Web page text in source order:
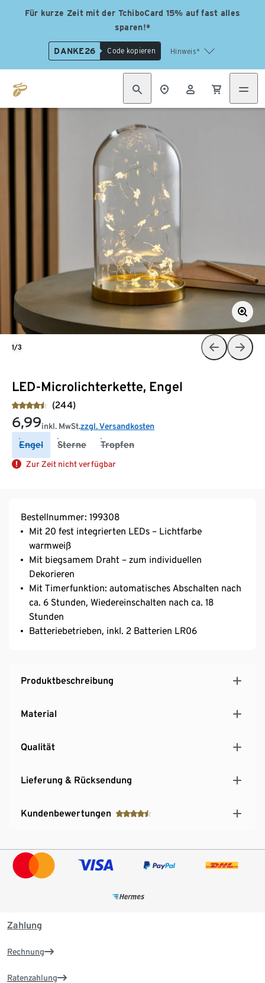
Für kurze Zeit mit der TchiboCard 15% auf fast alles
sparen!*
DANKE26 Code kopieren Hinweis*
LED-Microlichterkette, Engel
(244)
6,99inkl. MwSt.zzgl. Versandkosten
Engel Sterne Tropfen
Zur Zeit nicht verfügbar
1/3
Bestellnummer: 199308
Mit 20 fest integrierten LEDs – Lichtfarbe
warmweiß
Mit biegsamem Draht – zum individuellen
Dekorieren
Mit Timerfunktion: automatisches Abschalten nach
ca. 6 Stunden, Wiedereinschalten nach ca. 18
Stunden
Batteriebetrieben, inkl. 2 Batterien LR06
Produktbeschreibung
Material
Qualität
Lieferung & Rücksendung
Kundenbewertungen
Zahlung
Rechnung
Ratenzahlung